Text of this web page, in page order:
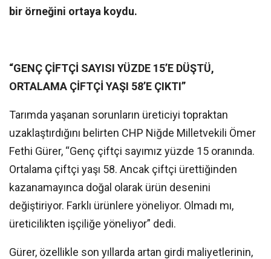
bir örneğini ortaya koydu.
“GENÇ ÇİFTÇİ SAYISI YÜZDE 15’E DÜŞTÜ,
ORTALAMA ÇİFTÇİ YAŞI 58’E ÇIKTI”
Tarımda yaşanan sorunların üreticiyi topraktan
uzaklaştırdığını belirten CHP Niğde Milletvekili Ömer
Fethi Gürer, “Genç çiftçi sayımız yüzde 15 oranında.
Ortalama çiftçi yaşı 58. Ancak çiftçi ürettiğinden
kazanamayınca doğal olarak ürün desenini
değiştiriyor. Farklı ürünlere yöneliyor. Olmadı mı,
üreticilikten işçiliğe yöneliyor” dedi.
Gürer, özellikle son yıllarda artan girdi maliyetlerinin,